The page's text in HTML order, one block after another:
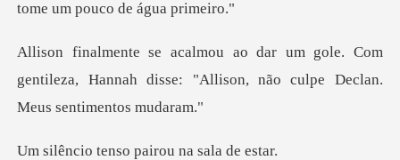
e. Com
gentileza, Hannah disse: "Allison, n
nso pairou na